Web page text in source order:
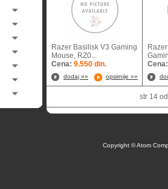
Razer Basilisk V3 Gaming
Mouse, RZ0...
Cena: 9.550 din.
dodaj »» opsirnije »»
str 14
Copyright © Atom